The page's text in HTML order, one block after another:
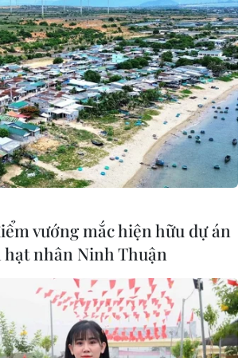
Bóng đá thế giới
từng có
bất bại sau trận hòa
nhà Thái Lan
ASEAN Cup: Thái
tre", thách thức
vướng mắc hiện hữu dự án
hạt nhân Ninh Thuận